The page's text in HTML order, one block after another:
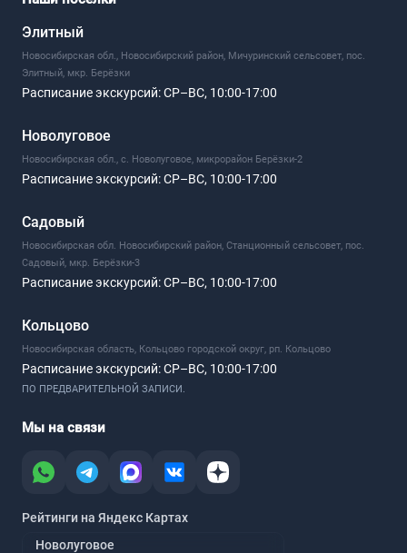
Элитный
Новосибирская обл., Новосибирский район, Мичуринский сельсовет, пос.
Элитный, мкр. Берёзки
Расписание экскурсий:СР–ВС, 10:00-17:00
Новолуговое
Новосибирская обл., с. Новолуговое, микрорайон Берёзки-2
Расписание экскурсий:СР–ВС, 10:00-17:00
Садовый
Новосибирская обл. Новосибирский район, Станционный сельсовет, пос.
Садовый, мкр. Берёзки-3
Расписание экскурсий:СР–ВС, 10:00-17:00
Кольцово
Новосибирская область, Кольцово городской округ, рп. Кольцово
Расписание экскурсий:СР–ВС, 10:00-17:00
ПО ПРЕДВАРИТЕЛЬНОЙ ЗАПИСИ.
Мы на связи
Рейтинги на Яндекс Картах
Новолуговое